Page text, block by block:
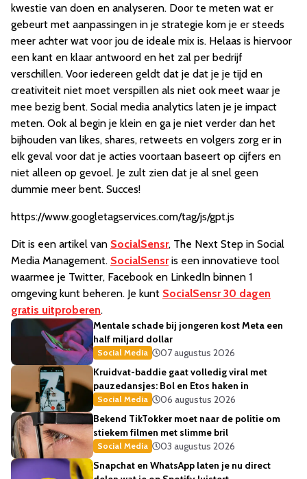
kwestie van doen en analyseren. Door te meten wat er
gebeurt met aanpassingen in je strategie kom je er steeds
meer achter wat voor jou de ideale mix is. Helaas is hiervoor
een kant en klaar antwoord en het zal per bedrijf
verschillen. Voor iedereen geldt dat je dat je je tijd en
creativiteit niet moet verspillen als niet ook meet waar je
mee bezig bent. Social media analytics laten je je impact
meten. Ook al begin je klein en ga je niet verder dan het
bijhouden van likes, shares, retweets en volgers zorg er in
elk geval voor dat je acties voortaan baseert op cijfers en
niet alleen op gevoel. Je zult zien dat je al snel geen
dummie meer bent. Succes!
https://www.googletagservices.com/tag/js/gpt.js
Dit is een artikel van SocialSensr, The Next Step in Social
Media Management. SocialSensris een innovatieve tool
waarmee je Twitter, Facebook en LinkedIn binnen 1
omgeving kunt beheren. Je kunt SocialSensr 30 dagen
gratis uitproberen.
Mentale schade bij jongeren kost Meta een
half miljard dollar
Social Media
07 augustus 2026
Kruidvat-baddie gaat volledig viral met
pauzedansjes: Bol en Etos haken in
Social Media
06 augustus 2026
Bekend TikTokker moet naar de politie om
stiekem filmen met slimme bril
Social Media
03 augustus 2026
Snapchat en WhatsApp laten je nu direct